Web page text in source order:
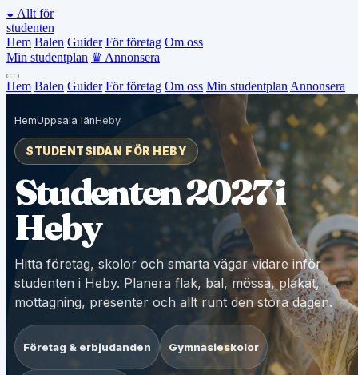
◒ Allt för
studenten
Hem Balen Guider För företag Om oss
Min studentplan ♛ Annonsera
Hem Balen Guider För företag Om oss Min studentplan Annonsera
HemUppsala länHeby
STUDENTSIDAN FÖR HEBY
Studenten 2027 i
Heby
Hitta företag, skolor och smarta vägar vidare inför
studenten i Heby. Planera flak, bal, mössa, plakat,
mottagning, presenter och allt runt den stora dagen.
Företag & erbjudanden Gymnasieskolor